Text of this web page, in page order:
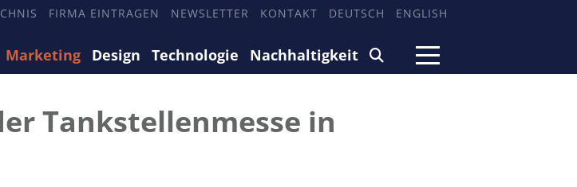
FIRMA EINTRAGEN NEWSLETTER KONTAKT DEUTSCH ENGLISH
Marketing Design Technologie Nachhaltigkeit
Tankstellenmesse in